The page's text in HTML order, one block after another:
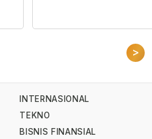
>
INTERNASIONAL
TEKNO
BISNIS FINANSIAL